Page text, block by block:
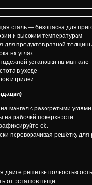
сталь — безопасна для
и высоким температурам
для продуктов разной толщины
на углях
установки на мангале
в уходе
и грилей
мангал с разогретыми углями.
на рабочей поверхности.
её.
переворачивая решётку
дайте решётке полностью
от остатков пищи.